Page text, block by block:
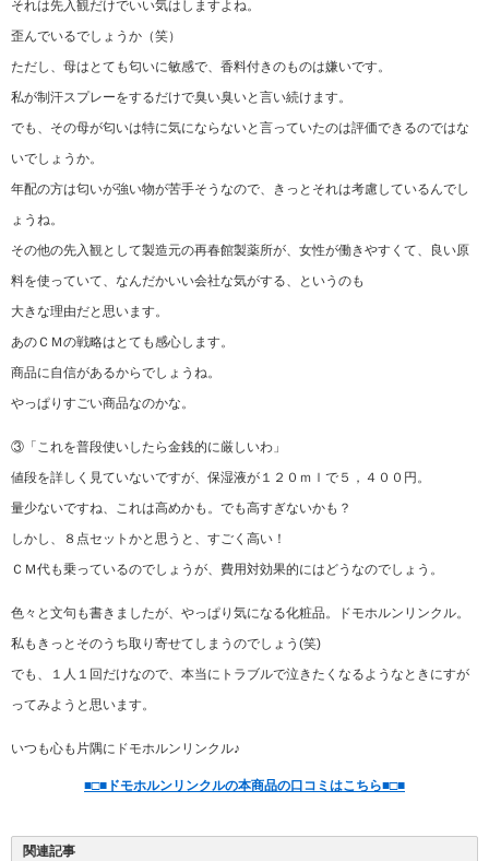
それは先入観だけでいい気はしますよね。
歪んでいるでしょうか（笑）
ただし、母はとても匂いに敏感で、香料付きのものは嫌いです。
私が制汗スプレーをするだけで臭い臭いと言い続けます。
でも、その母が匂いは特に気にならないと言っていたのは評価できるのではな
いでしょうか。
年配の方は匂いが強い物が苦手そうなので、きっとそれは考慮しているんでし
ょうね。
その他の先入観として製造元の再春館製薬所が、女性が働きやすくて、良い原
料を使っていて、なんだかいい会社な気がする、というのも
大きな理由だと思います。
あのＣＭの戦略はとても感心します。
商品に自信があるからでしょうね。
やっぱりすごい商品なのかな。
③「これを普段使いしたら金銭的に厳しいわ」
値段を詳しく見ていないですが、保湿液が１２０ｍｌで５，４００円。
量少ないですね、これは高めかも。でも高すぎないかも？
しかし、８点セットかと思うと、すごく高い！
ＣＭ代も乗っているのでしょうが、費用対効果的にはどうなのでしょう。
色々と文句も書きましたが、やっぱり気になる化粧品。ドモホルンリンクル。
私もきっとそのうち取り寄せてしまうのでしょう(笑)
でも、１人１回だけなので、本当にトラブルで泣きたくなるようなときにすが
ってみようと思います。
いつも心も片隅にドモホルンリンクル♪
■□■ドモホルンリンクルの本商品の口コミはこちら■□■
関連記事